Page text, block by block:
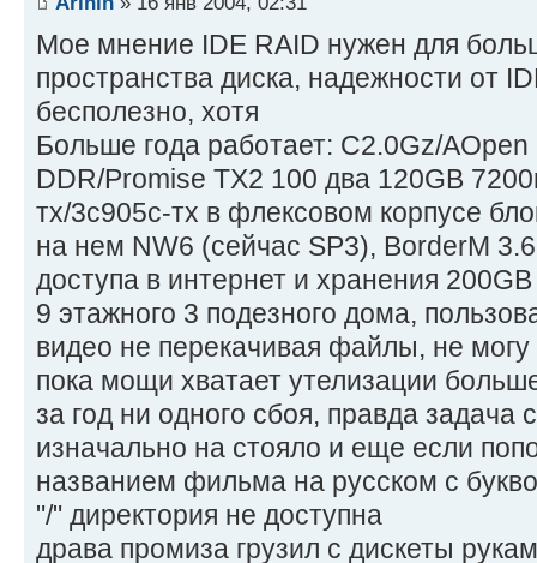
Мое мнение IDE RAID нужен для
пространства диска, надежности от
бесполезно, хотя
Больше года работает: С2.0Gz/
DDR/Promise TX2 100 два 120GB
тх/3с905с-тх в флексовом корпусе
на нем NW6 (сейчас SP3), BorderM
доступа в интернет и хранения
9 этажного 3 подезного дома,
видео не перекачивая файлы, не могу
пока мощи хватает утелизации
за год ни одного сбоя, правда задача
изначально на стояло и еще если
названием фильма на русском с
"/" директория не доступна
драва промиза грузил с дискеты